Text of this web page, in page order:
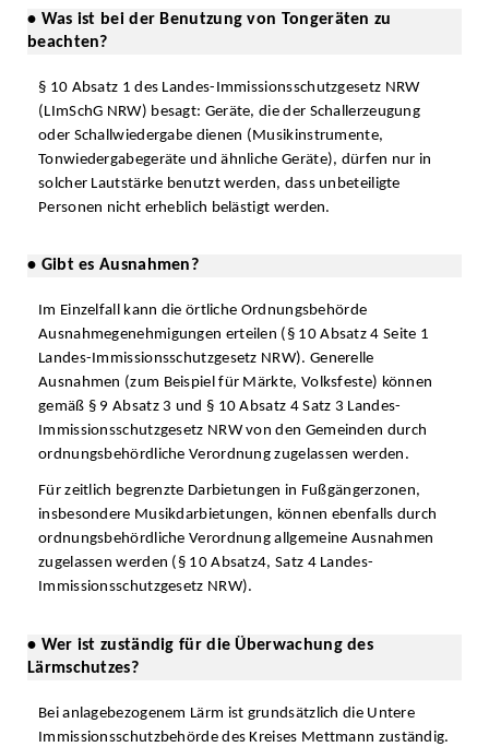
• Was ist bei der Benutzung von Tongeräten zu
beachten?
§ 10 Absatz 1 des Landes-Immissionsschutzgesetz NRW
(LImSchG NRW) besagt: Geräte, die der Schallerzeugung
oder Schallwiedergabe dienen (Musikinstrumente,
Tonwiedergabegeräte und ähnliche Geräte), dürfen nur in
solcher Lautstärke benutzt werden, dass unbeteiligte
Personen nicht erheblich belästigt werden.
• Gibt es Ausnahmen?
Im Einzelfall kann die örtliche Ordnungsbehörde
Ausnahmegenehmigungen erteilen (§ 10 Absatz 4 Seite 1
Landes-Immissionsschutzgesetz NRW). Generelle
Ausnahmen (zum Beispiel für Märkte, Volksfeste) können
gemäß § 9 Absatz 3 und § 10 Absatz 4 Satz 3 Landes-
Immissionsschutzgesetz NRW von den Gemeinden durch
ordnungsbehördliche Verordnung zugelassen werden.
Für zeitlich begrenzte Darbietungen in Fußgängerzonen,
insbesondere Musikdarbietungen, können ebenfalls durch
ordnungsbehördliche Verordnung allgemeine Ausnahmen
zugelassen werden (§ 10 Absatz4, Satz 4 Landes-
Immissionsschutzgesetz NRW).
• Wer ist zuständig für die Überwachung des
Lärmschutzes?
Bei anlagebezogenem Lärm ist grundsätzlich die Untere
Immissionsschutzbehörde des Kreises Mettmann zuständig.